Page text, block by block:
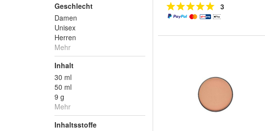
Geschlecht
Damen
Unisex
Herren
Mehr
Inhalt
30 ml
50 ml
9 g
Mehr
Inhaltsstoffe
3